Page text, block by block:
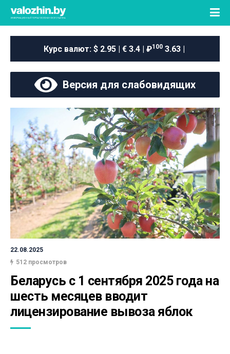
Курс валют: $ 2.95 | € 3.4 | ₽1003.63 |
Версия для слабовидящих
22.08.2025
512 просмотров
Беларусь с 1 сентября 2025 года на
шесть месяцев вводит
лицензирование вывоза яблок